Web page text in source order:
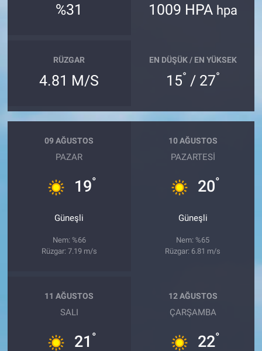
%31 1009 HPA hpa
RÜZGAR
4.81 M/S
EN DÜŞÜK / EN YÜKSEK
15° / 27°
09 AĞUSTOS
PAZAR
19°
Güneşli
Nem: %66
Rüzgar: 7.19 m/s
10 AĞUSTOS
PAZARTESI
20°
Güneşli
Nem: %65
Rüzgar: 6.81 m/s
11 AĞUSTOS
SALI
21 °
12 AĞUSTOS
ÇARŞAMBA
22°